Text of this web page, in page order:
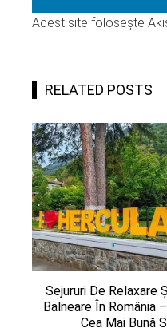
Acest site folosește
RELATED POSTS
Sejururi De Relaxare
Balneare În România
Cea Mai Bună